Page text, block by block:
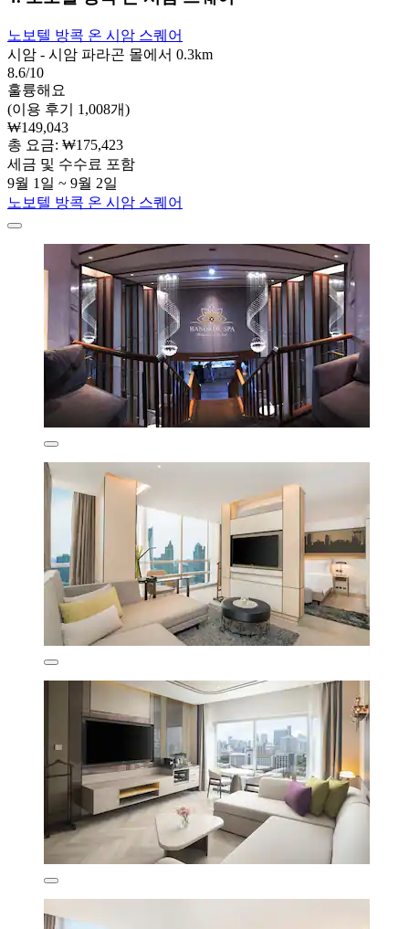
노보텔 방콕 온 시암 스퀘어
시암 - 시암 파라곤 몰에서 0.3km
8.6/10
훌륭해요
(이용 후기 1,008개)
₩149,043
총 요금: ₩175,423
세금 및 수수료 포함
9월 1일 ~ 9월 2일
노보텔 방콕 온 시암 스퀘어